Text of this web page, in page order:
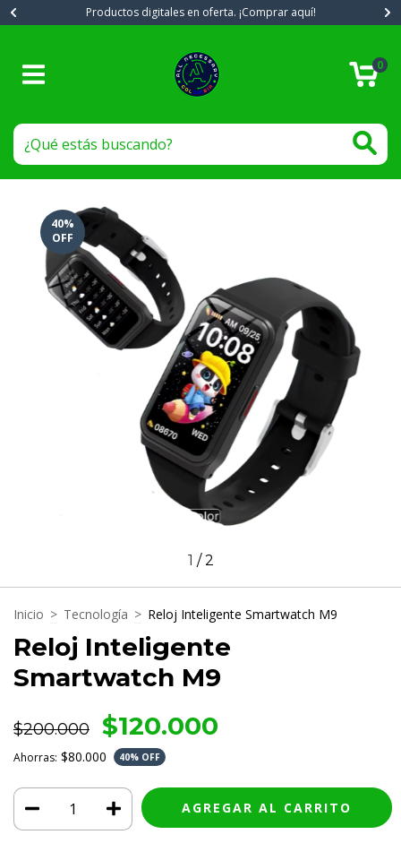
Productos digitales en oferta. ¡Comprar aquí!
0
40%
OFF
1 /2
Inicio > Tecnología > Reloj Inteligente Smartwatch M9
Reloj Inteligente
Smartwatch M9
$200.000 $120.000
Ahorras: $80.000 40% OFF